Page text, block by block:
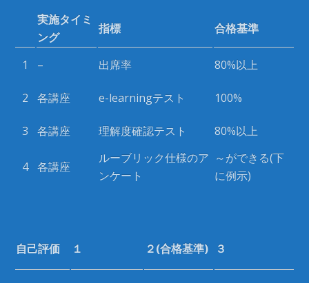
実施タイミ
ング
指標 合格基準
1 – 出席率 80%以上
2 各講座 e-learningテスト 100%
3 各講座 理解度確認テスト 80%以上
4 各講座
ルーブリック仕様のア
ンケート
～ができる(下
に例示)
自己評価 １ ２(合格基準) ３